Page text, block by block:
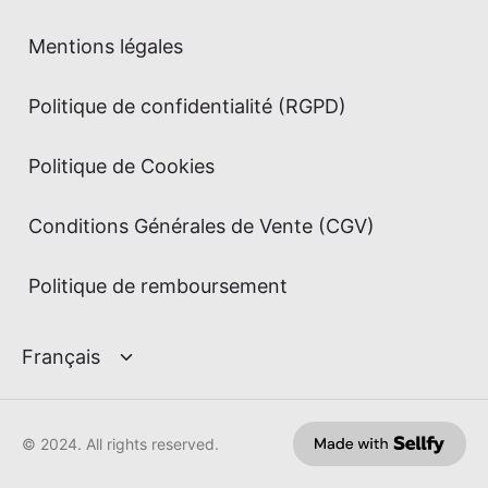
Mentions légales
Politique de confidentialité (RGPD)
Politique de Cookies
Conditions Générales de Vente (CGV)
Politique de remboursement
© 2024. All rights reserved.